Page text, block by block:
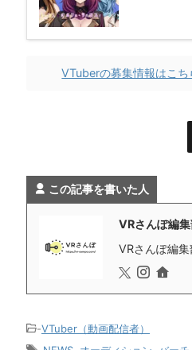
VTuberの募集情報はこち
この記事を書いた人
VRさんぽ編
VRさんぽ編
-VTuber（動画配信者）